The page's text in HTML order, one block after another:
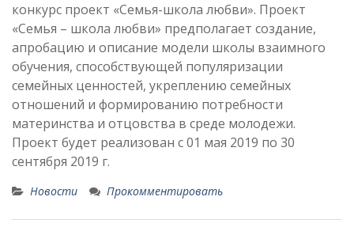
конкурс проект «Семья-школа любви». Проект
«Семья – школа любви» предполагает создание,
апробацию и описание модели школы взаимного
обучения, способствующей популяризации
семейных ценностей, укреплению семейных
отношений и формированию потребности
материнства и отцовства в среде молодежи.
Проект будет реализован с 01 мая 2019 по 30
сентября 2019 г.
Новости Прокомментировать